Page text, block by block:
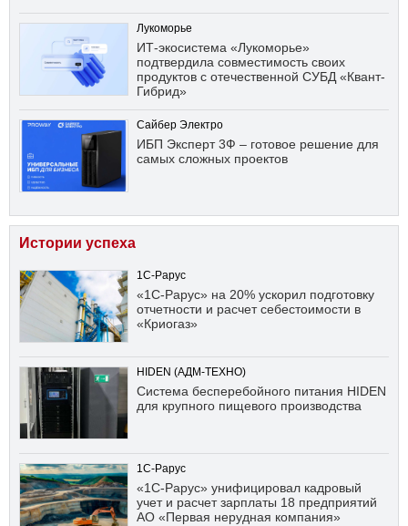
Лукоморье
ИТ-экосистема «Лукоморье»
подтвердила совместимость своих
продуктов с отечественной СУБД «Квант-
Гибрид»
Сайбер Электро
ИБП Эксперт 3Ф – готовое решение для
самых сложных проектов
Истории успеха
1С-Рарус
«1С-Рарус» на 20% ускорил подготовку
отчетности и расчет себестоимости в
«Криогаз»
HIDEN (АДМ-ТЕХНО)
Система бесперебойного питания HIDEN
для крупного пищевого производства
1С-Рарус
«1С-Рарус» унифицировал кадровый
учет и расчет зарплаты 18 предприятий
АО «Первая нерудная компания»